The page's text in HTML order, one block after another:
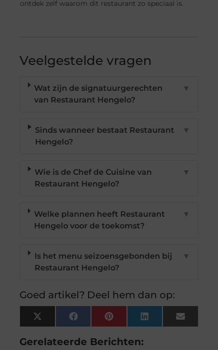
ontdek zelf waarom dit restaurant zo speciaal is.
Veelgestelde vragen
Wat zijn de signatuurgerechten
van Restaurant Hengelo?
▼
Sinds wanneer bestaat Restaurant
Hengelo?
▼
Wie is de Chef de Cuisine van
Restaurant Hengelo?
▼
Welke plannen heeft Restaurant
Hengelo voor de toekomst?
▼
Is het menu seizoensgebonden bij
Restaurant Hengelo?
▼
Goed artikel? Deel hem dan op:
X
(Twitter)
FacebookPinterestLinkedInEmail
Gerelateerde Berichten: